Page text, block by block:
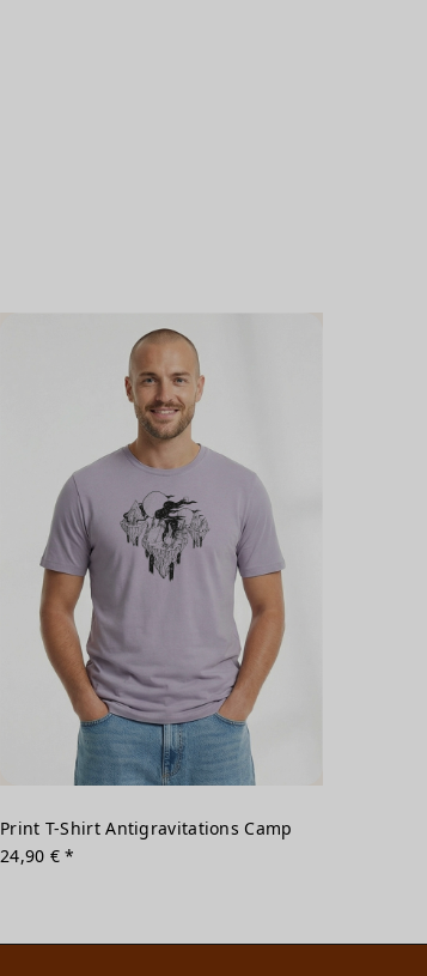
Print T-Shirt Antigravitations Camp
24,90 € *